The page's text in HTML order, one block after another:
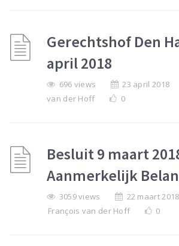
Gerechtshof Den
april 2018
696 views 23 april 2018
van der Hoff
0
Besluit 9 maart
Aanmerkelijk
3059 views
22 maart 2018
François van der Hoff
0